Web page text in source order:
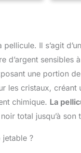
PRÊT À
pour une
LÉGER -
POUR
- Parfait
spéciaux et
amis.
pour
prêt à
; pas
Il s’agit
d’argent
une portion
les cristaux, créant
chimique. La
total jusqu’à son
?